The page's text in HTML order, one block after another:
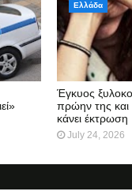
Ελλάδα
Έγκυος
πρώην της
κάνει έκτρωση
July 24, 2026